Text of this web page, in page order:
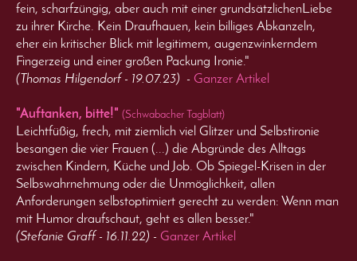
fein, scharfzüngig, aber auch mit einer grundsätzlichenLiebe
zu ihrer Kirche. Kein Draufhauen, kein billiges Abkanzeln,
eher ein kritischer Blick mit legitimem, augenzwinkerndem
Fingerzeig und einer großen Packung Ironie."
(Thomas Hilgendorf - 19.07.23) - Ganzer Artikel
"Auftanken, bitte!" (Schwabacher Tagblatt)
Leichtfüßig, frech, mit ziemlich viel Glitzer und Selbstironie
besangen die vier Frauen (...) die Abgründe des Alltags
zwischen Kindern, Küche und Job. Ob Spiegel-Krisen in der
Selbswahrnehmung oder die Unmöglichkeit, allen
Anforderungen selbstoptimiert gerecht zu werden: Wenn man
mit Humor draufschaut, geht es allen besser."
(Stefanie Graff - 16.11.22) - Ganzer Artikel